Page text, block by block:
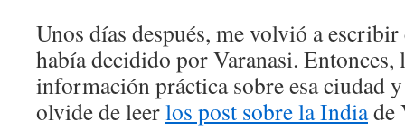
Unos días después, me volvió a
había decidido por Varanasi. Entonces,
información práctica sobre esa ciudad
olvide de leerlos post sobre la Indiade